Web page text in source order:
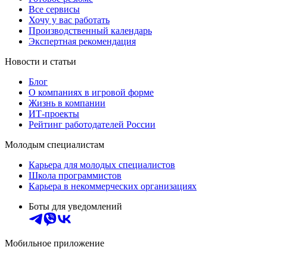
Все сервисы
Хочу у вас работать
Производственный календарь
Экспертная рекомендация
Новости и статьи
Блог
О компаниях в игровой форме
Жизнь в компании
ИТ-проекты
Рейтинг работодателей России
Молодым специалистам
Карьера для молодых специалистов
Школа программистов
Карьера в некоммерческих организациях
Боты для уведомлений
Мобильное приложение